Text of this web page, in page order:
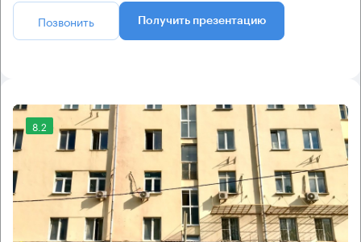
Позвонить Получить презентацию
8.2